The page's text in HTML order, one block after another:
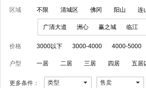
区域 不限 清城区 佛冈 阳山 连
广清大道 洲心 赢之城 临江
价格 3000以下 3000-4000 4000-5000
户型 一居 二居 三居 四居 五居
更多条件： 类型 售卖